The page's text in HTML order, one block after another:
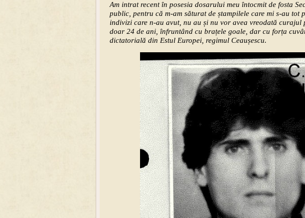
Am intrat recent în posesia dosarului meu întocmit de fosta
public, pentru că m-am săturat de ștampilele care mi s-au tot
indivizi care n-au avut, nu au și nu vor avea vreodată curajul
doar 24 de ani, înfruntând cu brațele goale, dar cu forța
dictatorială din Estul Europei, regimul Ceaușescu.